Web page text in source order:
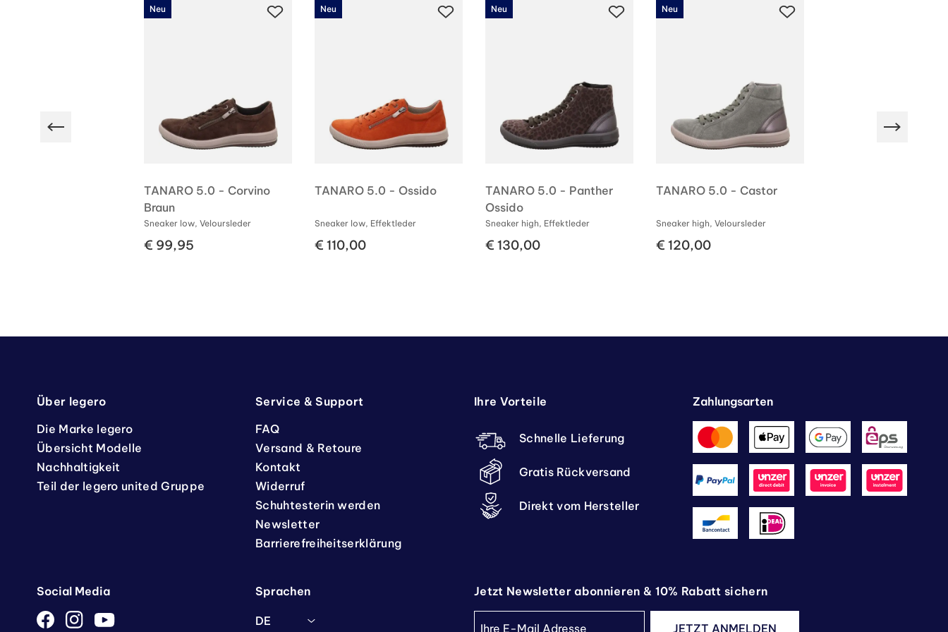
Neu
TANARO 5.0 - Corvino
Braun
Sneaker low, Veloursleder
€ 99,95
Neu
TANARO 5.0 - Ossido
Sneaker low, Effektleder
€ 110,00
Neu
TANARO 5.0 - Panther
Ossido
Sneaker high, Effektleder
€ 130,00
Neu
TANARO 5.0 - Castor
Sneaker high, Veloursleder
€ 120,00
Über legero
Die Marke legero
Übersicht Modelle
Nachhaltigkeit
Teil der legero united Gruppe
Service & Support
FAQ
Versand & Retoure
Kontakt
Widerruf
Schuhtesterin werden
Newsletter
Barrierefreiheitserklärung
Ihre Vorteile
Schnelle Lieferung
Gratis Rückversand
Direkt vom Hersteller
Zahlungsarten
Social Media Sprachen
DE
Jetzt Newsletter abonnieren & 10% Rabatt sichern
JETZT ANMELDEN